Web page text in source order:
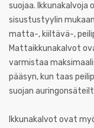
suojaa. Ikkunakalvoja
sisustustyylin
matta-, kiiltävä-,
Mattaikkunakalvot
varmistaa
pääsyn, kun taas
suojan
Ikkunakalvot ovat